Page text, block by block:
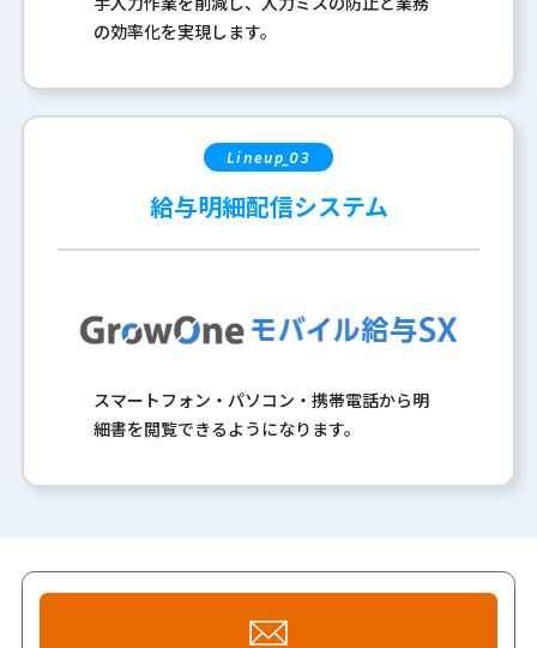
の効率化を実現します。
Lineup_03
給与明細配信システム
スマートフォン・パソコン・携帯電話から明
細書を閲覧できるようになります。